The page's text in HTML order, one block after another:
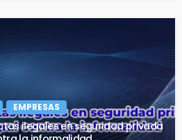
EMPRESAS
ilegales en seguridad privada